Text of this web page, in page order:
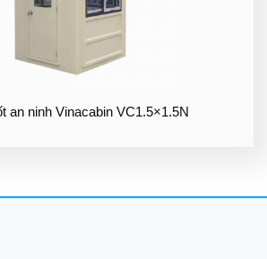
an ninh Vinacabin VC1.5×1.5N